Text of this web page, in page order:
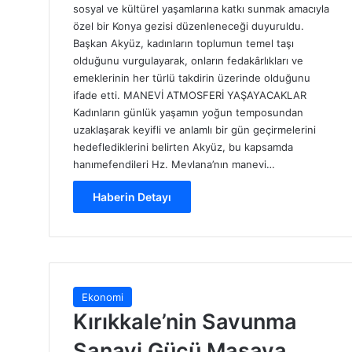
sosyal ve kültürel yaşamlarına katkı sunmak amacıyla
özel bir Konya gezisi düzenleneceği duyuruldu.
Başkan Akyüz, kadınların toplumun temel taşı
olduğunu vurgulayarak, onların fedakârlıkları ve
emeklerinin her türlü takdirin üzerinde olduğunu
ifade etti. MANEVİ ATMOSFERİ YAŞAYACAKLAR
Kadınların günlük yaşamın yoğun temposundan
uzaklaşarak keyifli ve anlamlı bir gün geçirmelerini
hedeflediklerini belirten Akyüz, bu kapsamda
hanımefendileri Hz. Mevlana’nın manevi…
Haberin Detayı
Ekonomi
Kırıkkale’nin Savunma